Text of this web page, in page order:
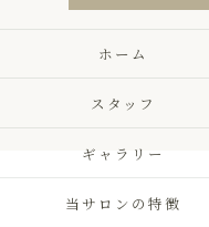
ホーム
スタッフ
ギャラリー
当サロンの特徴